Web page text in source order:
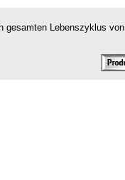
gesamten Lebenszyklus von